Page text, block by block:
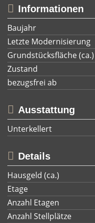
Informationen
Baujahr
Letzte Modernisierung
Grundstücksfläche (ca.)
Zustand
bezugsfrei ab
Ausstattung
Unterkellert
Details
Hausgeld (ca.)
Etage
Anzahl Etagen
Anzahl Stellplätze